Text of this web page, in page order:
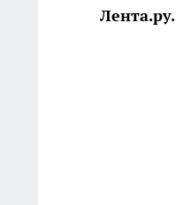
Лента.ру.